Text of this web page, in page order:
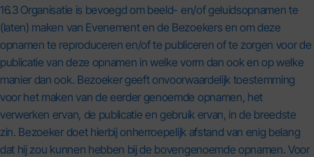
16.3 Organisatie is bevoegd om beeld- en/of geluidsopnamen te
(laten) maken van Evenement en de Bezoekers en om deze
opnamen te reproduceren en/of te publiceren of te zorgen voor de
publicatie van deze opnamen in welke vorm dan ook en op welke
manier dan ook. Bezoeker geeft onvoorwaardelijk toestemming
voor het maken van de eerder genoemde opnamen, het
verwerken ervan, de publicatie en gebruik ervan, in de breedste
zin. Bezoeker doet hierbij onherroepelijk afstand van enig belang
dat hij zou kunnen hebben bij de bovengenoemde opnamen. Voor